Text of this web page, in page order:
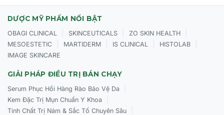
DƯỢC MỸ PHẨM NỔI BẬT
OBAGI CLINICAL SKINCEUTICALS ZO SKIN HEALTH
MESOESTETIC MARTIDERM IS CLINICAL HISTOLAB
IMAGE SKINCARE
GIẢI PHÁP ĐIỀU TRỊ BÁN CHẠY
Serum Phục Hồi Hàng Rào Bảo Vệ Da
Kem Đặc Trị Mụn Chuẩn Y Khoa
Tinh Chất Trị Nám & Sắc Tố Chuyên Sâu